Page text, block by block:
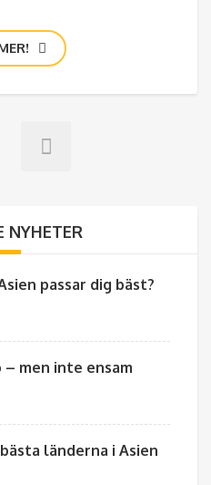
NYHETER
passar dig bäst?
men inte ensam
länderna i Asien